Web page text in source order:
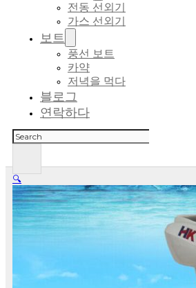
전동 선외기
가스 선외기
보트
풍선 보트
카약
저녁을 먹다
블로그
연락하다
검
색
🔍